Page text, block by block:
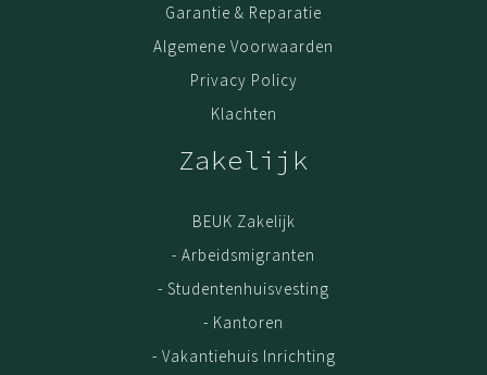
Garantie & Reparatie
Algemene Voorwaarden
Privacy Policy
Klachten
Zakelijk
BEUK Zakelijk
- Arbeidsmigranten
- Studentenhuisvesting
- Kantoren
- Vakantiehuis Inrichting